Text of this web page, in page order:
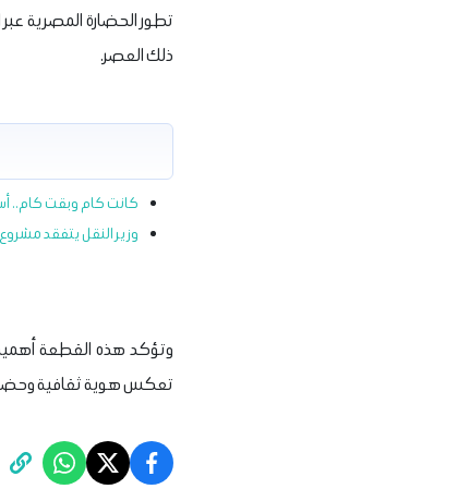
تطور الحضارة المصرية
ذلك العصر.
كانت كام وبقت كام..
وزير النقل يتفقد
وتؤكد هذه القطعة أهمية
تعكس هوية ثقافية